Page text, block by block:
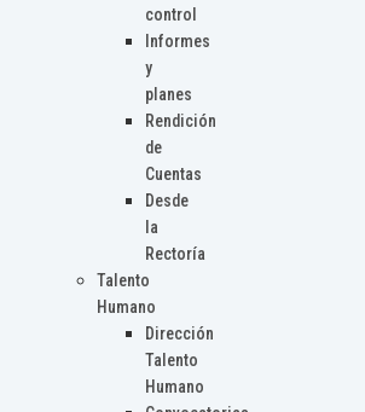
control
Informes
y
planes
Rendición
de
Cuentas
Desde
la
Rectoría
Talento
Humano
Dirección
Talento
Humano